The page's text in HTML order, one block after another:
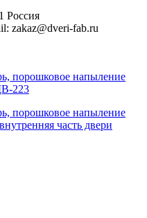
Россия
zakaz@dveri-fab.ru